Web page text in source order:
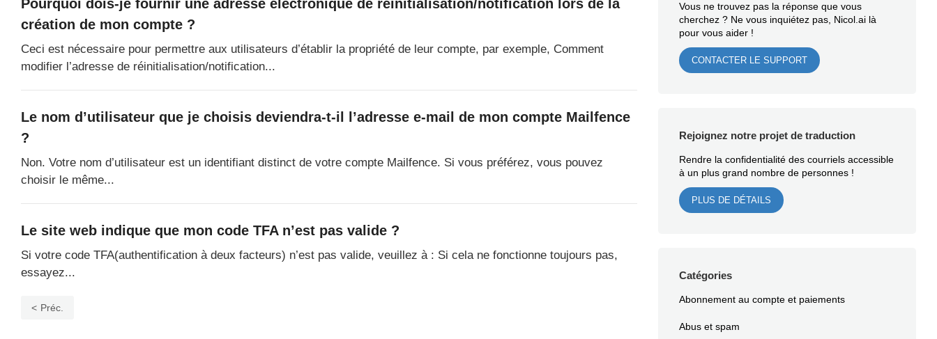
création de mon compte ?
Ceci est nécessaire pour permettre aux utilisateurs d’établir la propriété de leur compte, par exemple, Comment
modifier l’adresse de réinitialisation/notification...
Le nom d’utilisateur que je choisis deviendra-t-il l’adresse e-mail de mon compte Mailfence
?
Non. Votre nom d’utilisateur est un identifiant distinct de votre compte Mailfence. Si vous préférez, vous pouvez
choisir le même...
Le site web indique que mon code TFA n’est pas valide ?
Si votre code TFA(authentification à deux facteurs) n’est pas valide, veuillez à : Si cela ne fonctionne toujours pas,
essayez...
Préc.
Vous ne trouvez pas la réponse que vous
cherchez ? Ne vous inquiétez pas, Nicol.ai là
pour vous aider !
CONTACTER LE SUPPORT
Rejoignez notre projet de traduction
Rendre la confidentialité des courriels accessible
à un plus grand nombre de personnes !
PLUS DE DÉTAILS
Catégories
Abonnement au compte et paiements
Abus et spam